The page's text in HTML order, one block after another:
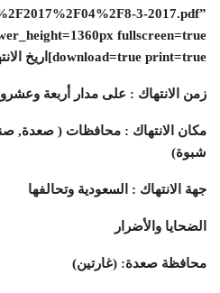
3-2017.pdf”
fullscreen=true
download=true print=true]اريخ الانتهاك : 8/ 3 /2017م، يوم الاربعاء
زمن الانتهاك : على مدار أربعة
مكان الانتهاك : محافظات ( صعدة,
شبوة)
جهة الانتهاك : السعودية وتحالفها
الضحايا والأضرار
محافظة صعدة: (غارتين)